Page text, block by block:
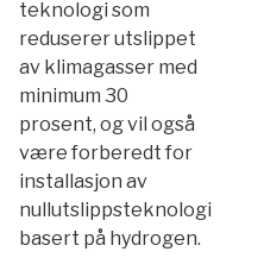
teknologi som
reduserer utslippet
av klimagasser med
minimum 30
prosent, og vil også
være forberedt for
installasjon av
nullutslippsteknologi
basert på hydrogen.